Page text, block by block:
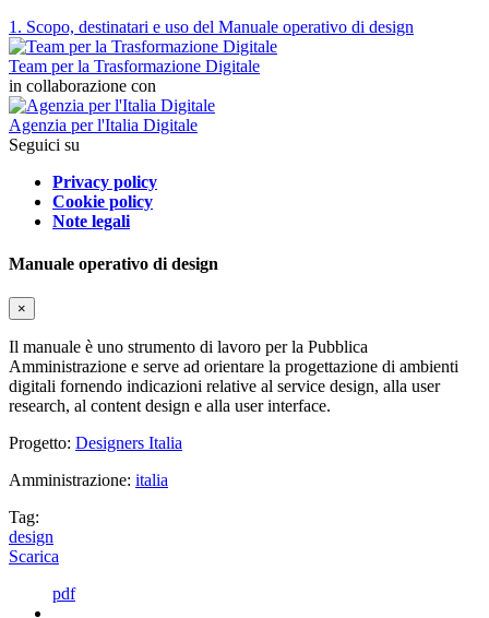
1. Scopo, destinatari e uso del Manuale operativo di design
Team per la Trasformazione Digitale
in collaborazione con
Agenzia per l'Italia Digitale
Seguici su
Privacy policy
Cookie policy
Note legali
Manuale operativo di design
×
Il manuale è uno strumento di lavoro per la Pubblica
Amministrazione e serve ad orientare la progettazione di ambienti
digitali fornendo indicazioni relative al service design, alla user
research, al content design e alla user interface.
Progetto: Designers Italia
Amministrazione: italia
Tag:
design
Scarica
pdf